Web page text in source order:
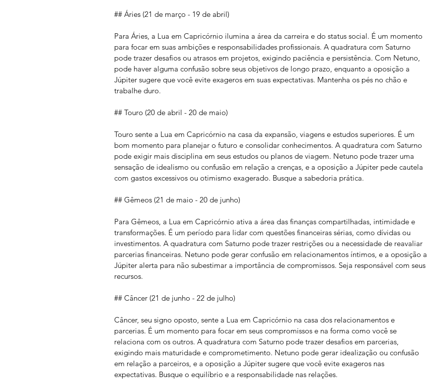
## Áries (21 de março - 19 de abril)
Para Áries, a Lua em Capricórnio ilumina a área da carreira e do status social. É um momento
para focar em suas ambições e responsabilidades profissionais. A quadratura com Saturno
pode trazer desafios ou atrasos em projetos, exigindo paciência e persistência. Com Netuno,
pode haver alguma confusão sobre seus objetivos de longo prazo, enquanto a oposição a
Júpiter sugere que você evite exageros em suas expectativas. Mantenha os pés no chão e
trabalhe duro.
## Touro (20 de abril - 20 de maio)
Touro sente a Lua em Capricórnio na casa da expansão, viagens e estudos superiores. É um
bom momento para planejar o futuro e consolidar conhecimentos. A quadratura com Saturno
pode exigir mais disciplina em seus estudos ou planos de viagem. Netuno pode trazer uma
sensação de idealismo ou confusão em relação a crenças, e a oposição a Júpiter pede cautela
com gastos excessivos ou otimismo exagerado. Busque a sabedoria prática.
## Gêmeos (21 de maio - 20 de junho)
Para Gêmeos, a Lua em Capricórnio ativa a área das finanças compartilhadas, intimidade e
transformações. É um período para lidar com questões financeiras sérias, como dívidas ou
investimentos. A quadratura com Saturno pode trazer restrições ou a necessidade de reavaliar
parcerias financeiras. Netuno pode gerar confusão em relacionamentos íntimos, e a oposição a
Júpiter alerta para não subestimar a importância de compromissos. Seja responsável com seus
recursos.
## Câncer (21 de junho - 22 de julho)
Câncer, seu signo oposto, sente a Lua em Capricórnio na casa dos relacionamentos e
parcerias. É um momento para focar em seus compromissos e na forma como você se
relaciona com os outros. A quadratura com Saturno pode trazer desafios em parcerias,
exigindo mais maturidade e comprometimento. Netuno pode gerar idealização ou confusão
em relação a parceiros, e a oposição a Júpiter sugere que você evite exageros nas
expectativas. Busque o equilíbrio e a responsabilidade nas relações.